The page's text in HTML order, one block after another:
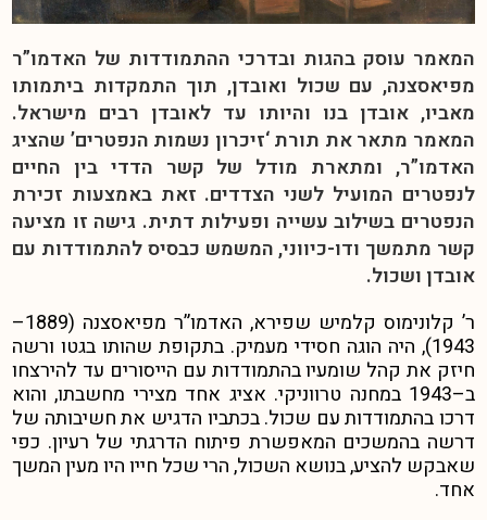
המאמר עוסק בהגות ובדרכי ההתמודדות של האדמו”ר
מפיאסצנה, עם שכול ואובדן, תוך התמקדות ביתמותו
מאביו, אובדן בנו והיותו עד לאובדן רבים מישראל.
המאמר מתאר את תורת ‘זיכרון נשמות הנפטרים’ שהציג
האדמו”ר, ומתארת מודל של קשר הדדי בין החיים
לנפטרים המועיל לשני הצדדים. זאת באמצעות זכירת
הנפטרים בשילוב עשייה ופעילות דתית. גישה זו מציעה
קשר מתמשך ודו-כיווני, המשמש כבסיס להתמודדות עם
אובדן ושכול.
ר’ קלונימוס קלמיש שפירא, האדמו”ר מפיאסצנה (1889–
1943), היה הוגה חסידי מעמיק. בתקופת שהותו בגטו ורשה
חיזק את קהל שומעיו בהתמודדות עם הייסורים עד להירצחו
ב–
1943 במחנה טרווניקי. אציג אחד מצירי מחשבתו, והוא
דרכו בהתמודדות עם שכול. בכתביו הדגיש את חשיבותה של
דרשה בהמשכים המאפשרת פיתוח הדרגתי של רעיון. כפי
שאבקש להציע, בנושא השכול, הרי שכל חייו היו מעין המשך
אחד.